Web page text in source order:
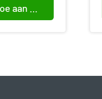
Voeg toe aan winkelwagen